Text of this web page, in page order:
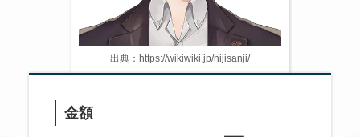
出典：https://wikiwiki.jp/nijisanji/
金額